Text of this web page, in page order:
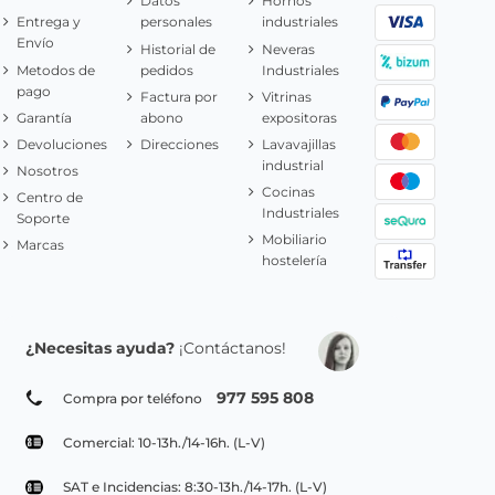
Entrega y
Envío
Metodos de
pago
Garantía
Devoluciones
Nosotros
Centro de
Soporte
Marcas
personales
Historial de
pedidos
Factura por
abono
Direcciones
industriales
Neveras
Industriales
Vitrinas
expositoras
Lavavajillas
industrial
Cocinas
Industriales
Mobiliario
hostelería
¿Necesitas ayuda? ¡Contáctanos!
Compra por teléfono 977 595 808
Comercial: 10-13h./14-16h. (L-V)
SAT e Incidencias: 8:30-13h./14-17h. (L-V)